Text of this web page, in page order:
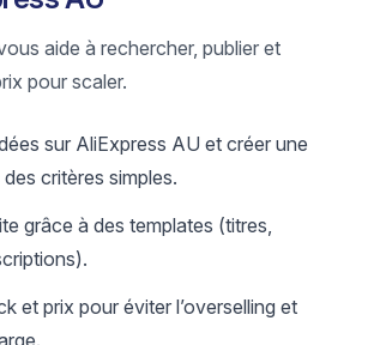
aide à rechercher, publier et
pour scaler.
sur AliExpress AU et créer une
critères simples.
grâce à des templates (titres,
et prix pour éviter l’overselling et